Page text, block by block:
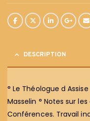
DESCRIPTION
° Le Théologue d
Masselin ° Notes sur
Conférences. Travail